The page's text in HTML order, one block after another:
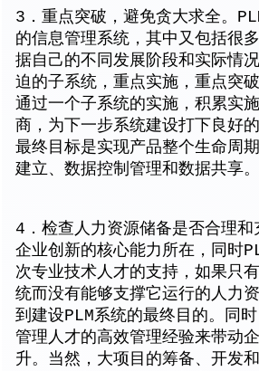
3．重点突破，避免贪大求全。
的信息管理系统，其中又包括很
据自己的不同发展阶段和实际情
迫的子系统，重点实施，重点突
通过一个子系统的实施，积累实
商，为下一步系统建设打下良好
最终目标是实现产品整个生命周
建立、数据控制管理和数据共享。
4．检查人力资源储备是否合理和
企业创新的核心能力所在，同时
次专业技术人才的支持，如果只
统而没有能够支撑它运行的人力
到建设PLM系统的最终目的。同
管理人才的高效管理经验来带动
升。当然，大项目的筹备、开发